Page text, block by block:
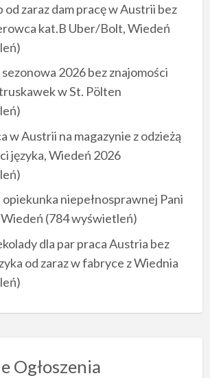
od zaraz dam pracę w Austrii bez
kat.B Uber/Bolt, Wiedeń
2026 bez znajomości
w St. Pölten
w Austrii na magazynie z odzieżą
języka, Wiedeń 2026
niepełnosprawnej Pani
Wiedeń (784 wyświetleń)
dla par praca Austria bez
od zaraz w fabryce z Wiednia
Ogłoszenia